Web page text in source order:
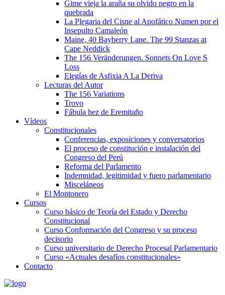
Gime vieja la araña su olvido negro en la
quebrada
La Plegaria del Cisne al Apofático Numen por el
Insepulto Camaleón
Maine, 40 Bayberry Lane. The 99 Stanzas at
Cape Neddick
The 156 Veränderungen. Sonnets On Love S
Loss
Elegías de Asfixia A La Deriva
Lecturas del Autor
The 156 Variations
Trovo
Fábula hez de Eremitaño
Vídeos
Constitucionales
Conferencias, exposiciones y conversatorios
El proceso de constitución e instalación del
Congreso del Perú
Reforma del Parlamento
Indemnidad, legitimidad y fuero parlamentario
Misceláneos
El Montonero
Cursos
Curso básico de Teoría del Estado y Derecho
Constitucional
Curso Conformación del Congreso y su proceso
decisorio
Curso universitario de Derecho Procesal Parlamentario
Curso «Actuales desafíos constitucionales»
Contacto